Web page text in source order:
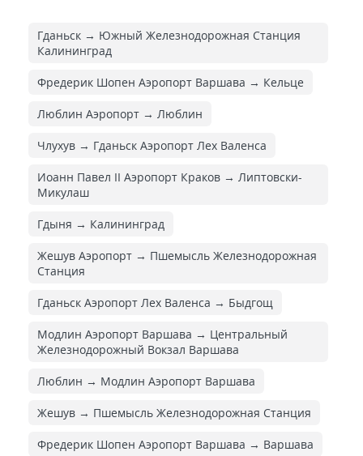
Гданьск → Южный Железнодорожная Cтанция
Калининград
Фредерик Шопен Аэропорт Варшава → Кельце
Люблин Аэропорт → Люблин
Члухув → Гданьск Аэропорт Лех Валенса
Иоанн Павел II Аэропорт Краков → Липтовски-
Микулаш
Гдыня → Калининград
Жешув Аэропорт → Пшемысль Железнодорожная
Cтанция
Гданьск Аэропорт Лех Валенса → Быдгощ
Модлин Аэропорт Варшава → Центральный
Железнодорожный Вокзал Варшава
Люблин → Модлин Аэропорт Варшава
Жешув → Пшемысль Железнодорожная Cтанция
Фредерик Шопен Аэропорт Варшава → Варшава